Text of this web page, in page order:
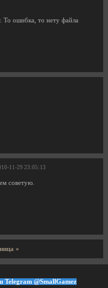
То ошибка, то нету файла
11-29 23:05:13
советую.
»
Telegram @SmallGamez